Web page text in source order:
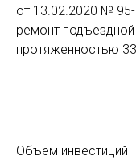
от 13.02.2020 №
ремонт
протяженностью
Объём инвестиций